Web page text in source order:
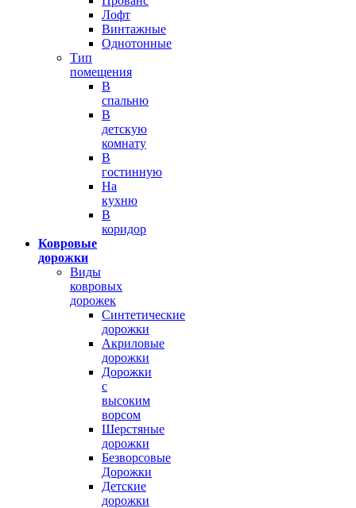
Лофт
Винтажные
Однотонные
Тип
помещения
В
спальню
В
детскую
комнату
В
гостинную
На
кухню
В
коридор
Ковровые
дорожки
Виды
ковровых
дорожек
Синтетические
дорожки
Акриловые
дорожки
Дорожки
с
высоким
ворсом
Шерстяные
дорожки
Безворсовые
Дорожки
Детские
дорожки